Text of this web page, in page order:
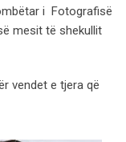
i Fotografisë
mesit të shekullit
vendet e tjera që